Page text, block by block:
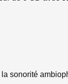
sonorité